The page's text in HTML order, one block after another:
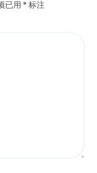
已用 * 标注